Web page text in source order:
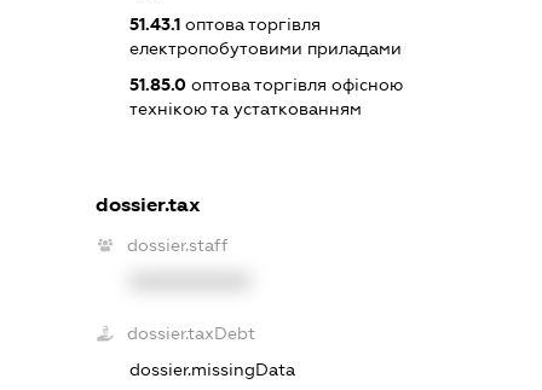
51.43.1оптова торгівля
електропобутовими приладами
51.85.0оптова торгівля офісною
технікою та устаткованням
dossier.tax
dossier.staff
dossier.taxDebt
dossier.missingData